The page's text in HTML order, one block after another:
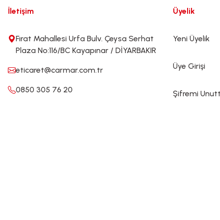
İletişim
Fırat Mahallesi Urfa Bulv. Çeysa Serhat
Plaza No:116/BC Kayapınar / DİYARBAKIR
eticaret@carmar.com.tr
0850 305 76 20
Üyelik
Yeni Üyelik
Üye Girişi
Şifremi